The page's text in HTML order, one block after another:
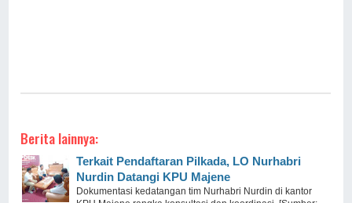
Berita lainnya:
Terkait Pendaftaran Pilkada, LO Nurhabri
Nurdin Datangi KPU Majene
Dokumentasi kedatangan tim Nurhabri Nurdin di kantor